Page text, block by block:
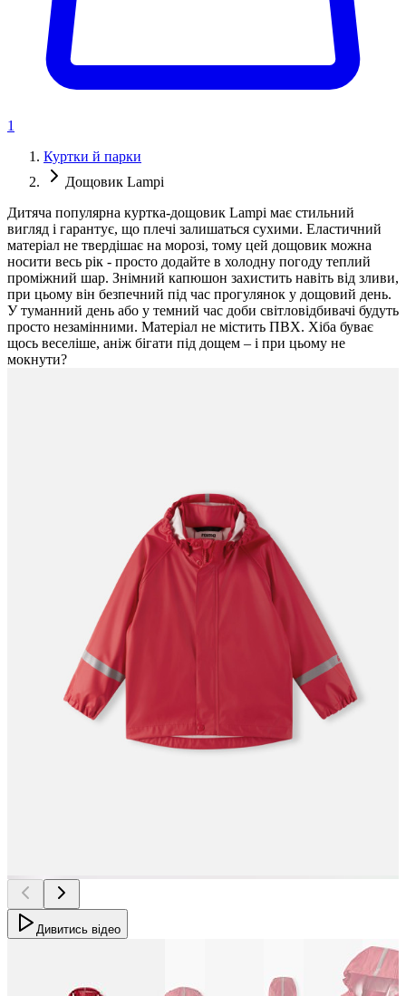
1
Куртки й парки
Дощовик Lampi
Дитяча популярна куртка-дощовик Lampi має стильний
вигляд і гарантує, що плечі залишаться сухими. Еластичний
матеріал не твердішає на морозі, тому цей дощовик можна
носити весь рік - просто додайте в холодну погоду теплий
проміжний шар. Знімний капюшон захистить навіть від зливи,
при цьому він безпечний під час прогулянок у дощовий день.
У туманний день або у темний час доби світловідбивачі будуть
просто незамінними. Матеріал не містить ПВХ. Хіба буває
щось веселіше, аніж бігати під дощем – і при цьому не
мокнути?
Дивитись відео